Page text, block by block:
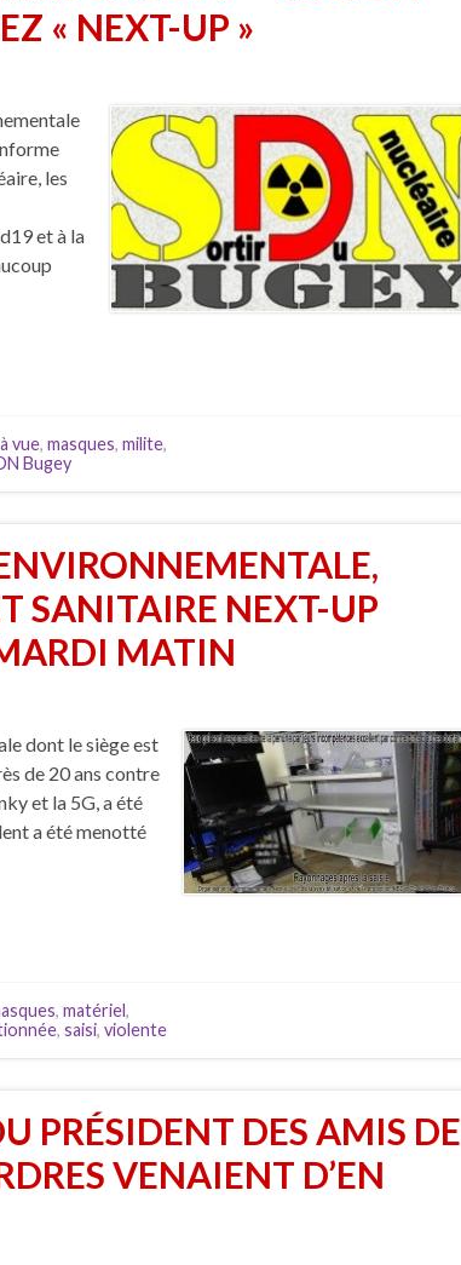
« NEXT-UP »
les
et à la
vue, masques, milite,
Bugey
SANITAIRE NEXT-UP
MATIN
dont le siège est
de 20 ans contre
et la 5G, a été
a été menotté
, matériel,
, saisi, violente
PRÉSIDENT DES AMIS DE
VENAIENT D’EN